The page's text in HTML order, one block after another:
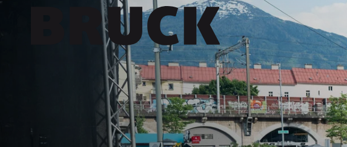
+43 (0) 512 / 56 15 00
office@innsbruckmarketing.at
Mo. – Fr.: 9:00 – 17:00 Uhr